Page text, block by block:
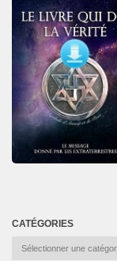
CATÉGORIES
Catégories